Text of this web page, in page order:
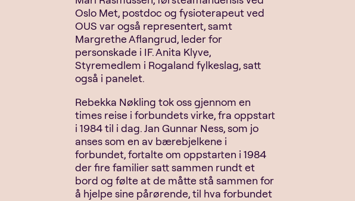
Oslo Met, postdoc og fysioterapeut ved
OUS var også representert, samt
Margrethe Aflangrud, leder for
personskade i IF. Anita Klyve,
Styremedlem i Rogaland fylkeslag, satt
også i panelet.
Rebekka Nøkling tok oss gjennom en
times reise i forbundets virke, fra oppstart
i 1984 til i dag. Jan Gunnar Ness, som jo
anses som en av bærebjelkene i
forbundet, fortalte om oppstarten i 1984
der fire familier satt sammen rundt et
bord og følte at de måtte stå sammen for
å hjelpe sine pårørende, til hva forbundet